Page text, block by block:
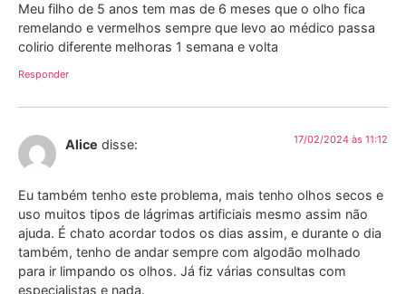
Meu filho de 5 anos tem mas de 6 meses que o olho fica
remelando e vermelhos sempre que levo ao médico passa
colirio diferente melhoras 1 semana e volta
Responder
Alice disse: 17/02/2024 às 11:12
Eu também tenho este problema, mais tenho olhos secos e
uso muitos tipos de lágrimas artificiais mesmo assim não
ajuda. É chato acordar todos os dias assim, e durante o dia
também, tenho de andar sempre com algodão molhado
para ir limpando os olhos. Já fiz várias consultas com
especialistas e nada.